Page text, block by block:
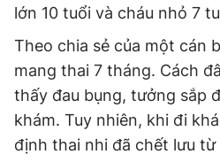
lớn 10 tuổi và cháu nhỏ 7
Theo chia sẻ của một cán
mang thai 7 tháng. Cách
thấy đau bụng, tưởng sắp
khám. Tuy nhiên, khi đi
định thai nhi đã chết lưu